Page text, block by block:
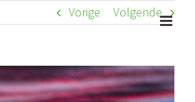
Vorige Volgende